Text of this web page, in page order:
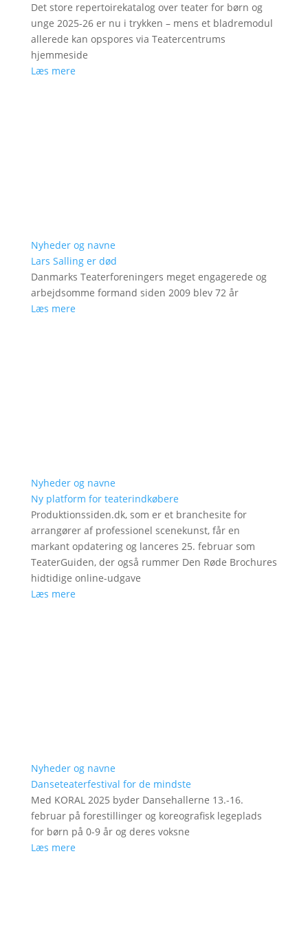
Det store repertoirekatalog over teater for børn og
unge 2025-26 er nu i trykken – mens et bladremodul
allerede kan opspores via Teatercentrums
hjemmeside
Læs mere
Nyheder og navne
Lars Salling er død
Danmarks Teaterforeningers meget engagerede og
arbejdsomme formand siden 2009 blev 72 år
Læs mere
Nyheder og navne
Ny platform for teaterindkøbere
Produktionssiden.dk, som er et branchesite for
arrangører af professionel scenekunst, får en
markant opdatering og lanceres 25. februar som
TeaterGuiden, der også rummer Den Røde Brochures
hidtidige online-udgave
Læs mere
Nyheder og navne
Danseteaterfestival for de mindste
Med KORAL 2025 byder Dansehallerne 13.-16.
februar på forestillinger og koreografisk legeplads
for børn på 0-9 år og deres voksne
Læs mere